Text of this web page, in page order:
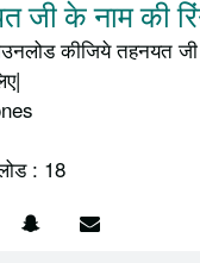
जी के नाम की
कीजिये तहनयत
: 18